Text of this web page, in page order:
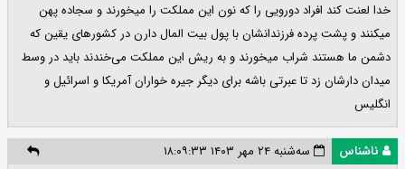
خدا لعنت کند افراد دورویی را که نون این مملکت را میخورند و سجاده پهن
میکنند و پشت پرده فرزندانشان با پول بیت المال دارن در کشورهای یقین که
دشمن ما هستند شراب میخورند و به ریش این مملکت می‌خندند باید در وسط
میدان دارشان زد تا عبرتی باشه برای دیگر جیره خواران آمریکا و اسرائیل و
انگلیس
ناشناس
سه‌شنبه ۲۴ مهر ۱۴۰۳ ۱۸:۰۹:۳۳